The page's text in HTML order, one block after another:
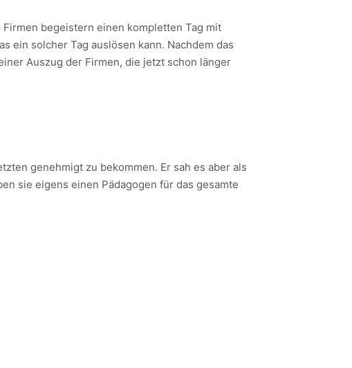
begeistern einen kompletten Tag mit
ein solcher Tag auslösen kann. Nachdem das
Auszug der Firmen, die jetzt schon länger
genehmigt zu bekommen. Er sah es aber als
sie eigens einen Pädagogen für das gesamte